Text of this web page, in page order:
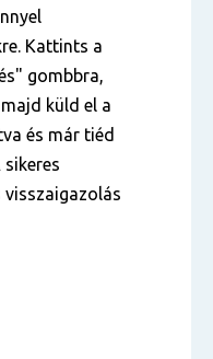
Kattints a
gombbra,
küld el a
és már tiéd
sikeres